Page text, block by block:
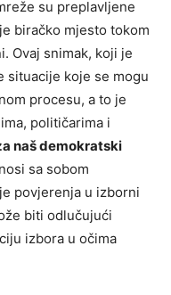
su preplavljene
biračko mjesto tokom
Ovaj snimak, koji je
situacije koje se mogu
procesu, a to je
političarima i
naš demokratski
sa sobom
povjerenja u izborni
biti odlučujući
izbora u očima